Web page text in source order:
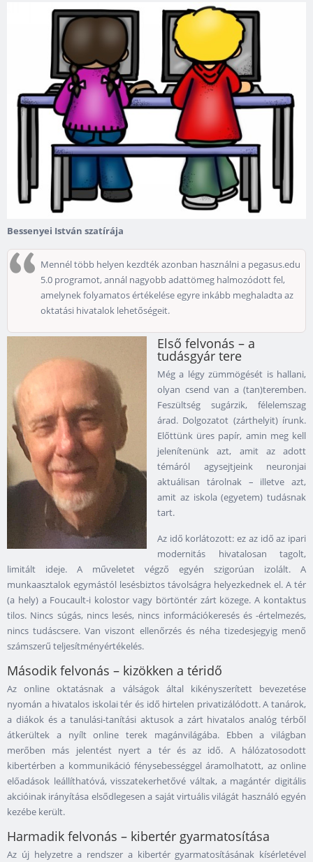
Bessenyei István szatírája
Mennél több helyen kezdték azonban használni a pegasus.edu
5.0 programot, annál nagyobb adattömeg halmozódott fel,
amelynek folyamatos értékelése egyre inkább meghaladta az
oktatási hivatalok lehetőségeit.
Első felvonás – a
tudásgyár tere
Még a légy zümmögését is hallani,
olyan csend van a (tan)teremben.
Feszültség sugárzik, félelemszag
árad. Dolgozatot (zárthelyit) írunk.
Előttünk üres papír, amin meg kell
jelenítenünk azt, amit az adott
témáról agysejtjeink neuronjai
aktuálisan tárolnak – illetve azt,
amit az iskola (egyetem) tudásnak
tart.
Az idő korlátozott: ez az idő az ipari
modernitás hivatalosan tagolt,
limitált ideje. A műveletet végző egyén szigorúan izolált. A
munkaasztalok egymástól lesésbiztos távolságra helyezkednek el. A tér
(a hely) a Foucault-i kolostor vagy börtöntér zárt közege. A kontaktus
tilos. Nincs súgás, nincs lesés, nincs információkeresés és -értelmezés,
nincs tudáscsere. Van viszont ellenőrzés és néha tizedesjegyig menő
számszerű teljesítményértékelés.
Második felvonás – kizökken a téridő
Az online oktatásnak a válságok által kikényszerített bevezetése
nyomán a hivatalos iskolai tér és idő hirtelen privatizálódott. A tanárok,
a diákok és a tanulási-tanítási aktusok a zárt hivatalos analóg térből
átkerültek a nyílt online terek magánvilágába. Ebben a világban
merőben más jelentést nyert a tér és az idő. A hálózatosodott
kibertérben a kommunikáció fénysebességgel áramolhatott, az online
előadások leállíthatóvá, visszatekerhetővé váltak, a magántér digitális
akcióinak irányítása elsődlegesen a saját virtuális világát használó egyén
kezébe került.
Harmadik felvonás – kibertér gyarmatosítása
Az új helyzetre a rendszer a kibertér gyarmatosításának kísérletével